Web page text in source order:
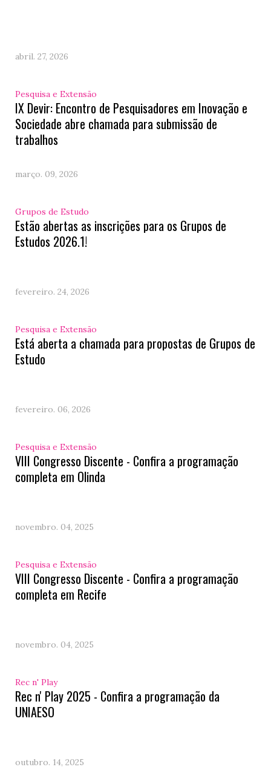
abril. 27, 2026
Pesquisa e Extensão
IX Devir: Encontro de Pesquisadores em Inovação e
Sociedade abre chamada para submissão de
trabalhos
março. 09, 2026
Grupos de Estudo
Estão abertas as inscrições para os Grupos de
Estudos 2026.1!
fevereiro. 24, 2026
Pesquisa e Extensão
Está aberta a chamada para propostas de Grupos de
Estudo
fevereiro. 06, 2026
Pesquisa e Extensão
VIII Congresso Discente - Confira a programação
completa em Olinda
novembro. 04, 2025
Pesquisa e Extensão
VIII Congresso Discente - Confira a programação
completa em Recife
novembro. 04, 2025
Rec n' Play
Rec n' Play 2025 - Confira a programação da
UNIAESO
outubro. 14, 2025